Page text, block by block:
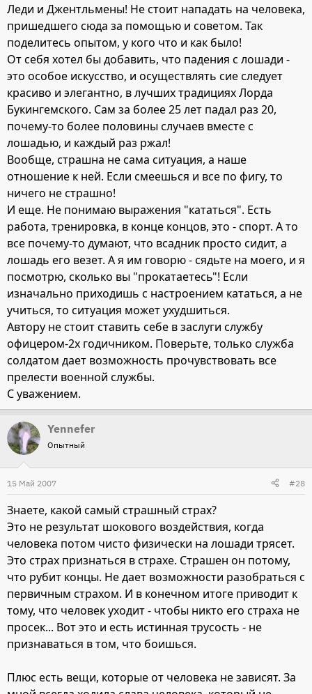
Леди и Джентльмены! Не стоит нападать на человека,
пришедшего сюда за помощью и советом. Так
поделитесь опытом, у кого что и как было!
От себя хотел бы добавить, что падения с лошади -
это особое искусство, и осуществлять сие следует
красиво и элегантно, в лучших традициях Лорда
Букингемского. Сам за более 25 лет падал раз 20,
почему-то более половины случаев вместе с
лошадью, и каждый раз ржал!
Вообще, страшна не сама ситуация, а наше
отношение к ней. Если смеешься и все по фигу, то
ничего не страшно!
И еще. Не понимаю выражения "кататься". Есть
работа, тренировка, в конце концов, это - спорт. А то
все почему-то думают, что всадник просто сидит, а
лошадь его везет. А я им говорю - сядьте на моего, и я
посмотрю, сколько вы "прокатаетесь"! Если
изначально приходишь с настроением кататься, а не
учиться, то ситуация может ухудшиться.
Автору не стоит ставить себе в заслуги службу
офицером-2х годичником. Поверьте, только служба
солдатом дает возможность прочувствовать все
прелести военной службы.
С уважением.
Yennefer
Опытный
15 Май 2007 #28
Знаете, какой самый страшный страх?
Это не результат шокового воздействия, когда
человека потом чисто физически на лошади трясет.
Это страх признаться в страхе. Страшен он потому,
что рубит концы. Не дает возможности разобраться с
первичным страхом. И в конечном итоге приводит к
тому, что человек уходит - чтобы никто его страха не
просек... Вот это и есть истинная трусость - не
признаваться в том, что боишься.
Плюс есть вещи, которые от человека не зависят. За